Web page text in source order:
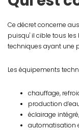
Ce décret concerne
puisqu' il cible tous
techniques ayant une
Les équipements
chauffage,
production
éclairage intégré,
automatisation